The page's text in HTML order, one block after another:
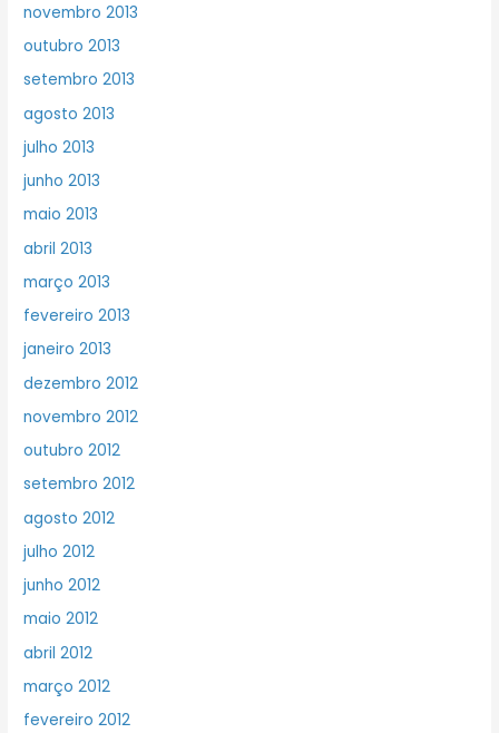
novembro 2013
outubro 2013
setembro 2013
agosto 2013
julho 2013
junho 2013
maio 2013
abril 2013
março 2013
fevereiro 2013
janeiro 2013
dezembro 2012
novembro 2012
outubro 2012
setembro 2012
agosto 2012
julho 2012
junho 2012
maio 2012
abril 2012
março 2012
fevereiro 2012